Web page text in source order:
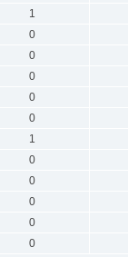
1
0
0
0
0
0
1
0
0
0
0
0